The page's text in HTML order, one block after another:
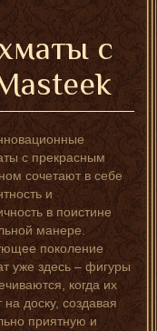
с
с прекрасным
сочетают в себе
и
в поистине
манере.
поколение
уже здесь – фигуры
когда их
на доску, создавая
приятную и